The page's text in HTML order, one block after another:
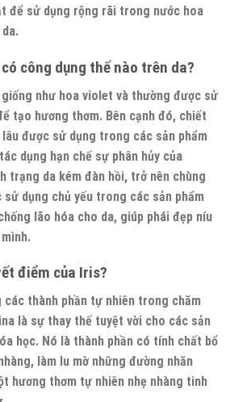
để sử dụng rộng rãi trong nước hoa
công dụng thế nào trên da?
như hoa violet và thường được sử
tạo hương thơm. Bên cạnh đó, chiết
được sử dụng trong các sản phẩm
dụng hạn chế sự phân hủy của
trạng da kém đàn hồi, trở nên chùng
dụng chủ yếu trong các sản phẩm
lão hóa cho da, giúp phái đẹp níu
điểm của Iris?
các thành phần tự nhiên trong chăm
là sự thay thế tuyệt vời cho các sản
học. Nó là thành phần có tính chất bổ
làm lu mờ những đường nhăn
hương thơm tự nhiên nhẹ nhàng tinh